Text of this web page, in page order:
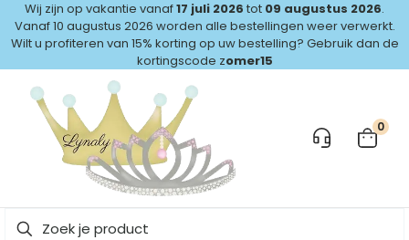
Wij zijn op vakantie vanaf17 juli 2026 tot 09 augustus 2026.
Vanaf 10 augustus 2026 worden alle bestellingen weer verwerkt.
Wilt u profiteren van 15% korting op uw bestelling? Gebruik dan de
kortingscode zomer15
0